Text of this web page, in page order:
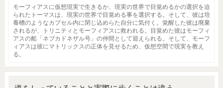
モーフィアスに仮想現実で生きるか、現実の世界で目覚めるかの選択を迫
られたトーマスは、現実の世界で目覚める事を選択する。そして、彼は培
養槽のようなカプセル内に閉じ込めらた自分に気付く。覚醒した彼は廃棄
されるが、トリニティとモーフィアスに救われる。目覚めた彼はモーフィ
アスの船「ネブカドネザル号」の仲間として迎えられる。そして、モーフ
ィアスは彼にマトリックスの正体を見せるため、仮想空間で現実を教え
る。